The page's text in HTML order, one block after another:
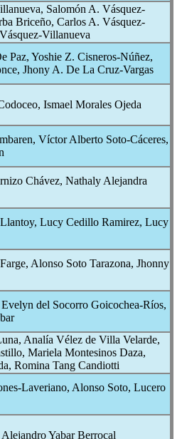
Salomón A. Vásquez-
Briceño, Carlos A. Vásquez-
Villanueva
Paz, Yoshie Z. Cisneros-Núñez,
Jhony A. De La Cruz-Vargas
Ismael Morales Ojeda
Víctor Alberto Soto-Cáceres,
Chávez, Nathaly Alejandra
Lucy Cedillo Ramirez, Lucy
Alonso Soto Tarazona, Jhonny
del Socorro Goicochea-Ríos,
Analía Vélez de Villa Velarde,
Mariela Montesinos Daza,
Romina Tang Candiotti
Laveriano, Alonso Soto, Lucero
Yabar Berrocal